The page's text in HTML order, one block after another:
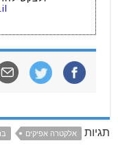
תגיות אלקטרה אפיקים